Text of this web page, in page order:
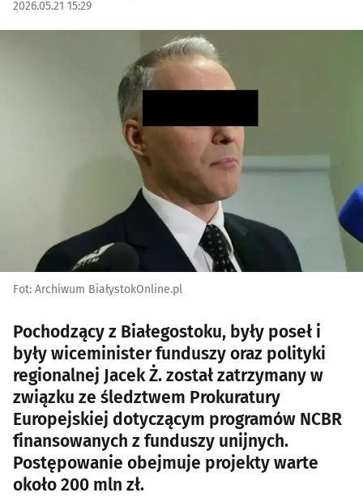
2026.05.21 15:29
Fot: Archiwum BiałystokOnline.pl
Pochodzący z Białegostoku, były poseł i
były wiceminister funduszy oraz polityki
regionalnej Jacek Ż. został zatrzymany w
związku ze śledztwem Prokuratury
Europejskiej dotyczącym programów NCBR
finansowanych z funduszy unijnych.
Postępowanie obejmuje projekty warte
około 200 mln zł.